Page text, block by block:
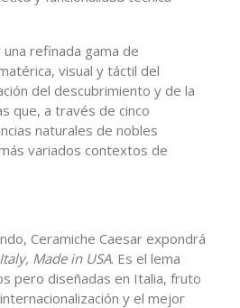
refinada gama de
visual y táctil del
del descubrimiento y de la
que, a través de cinco
naturales de nobles
variados contextos de
Ceramiche Caesar expondrá
Made in USA. Es el lema
pero diseñadas en Italia, fruto
y el mejor